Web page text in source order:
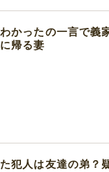
かったの一言で義
帰る妻
犯人は友達の弟？